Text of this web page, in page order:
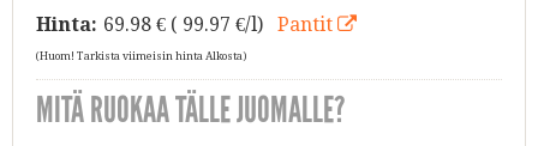
Hinta: 69.98€ ( 99.97 €/l) Pantit
(Huom! Tarkista viimeisin hinta Alkosta)
MITÄ RUOKAA TÄLLE JUOMALLE?